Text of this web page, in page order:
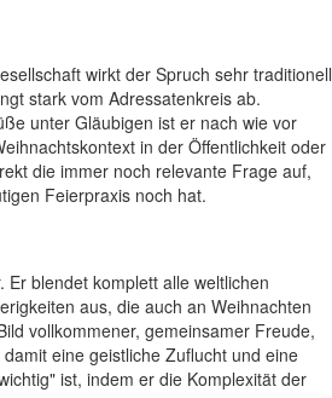
wirkt der Spruch sehr traditionell
stark vom Adressatenkreis ab.
unter Gläubigen ist er nach wie vor
in der Öffentlichkeit oder
die immer noch relevante Frage auf,
Feierpraxis noch hat.
blendet komplett alle weltlichen
aus, die auch an Weihnachten
vollkommener, gemeinsamer Freude,
eine geistliche Zuflucht und eine
ist, indem er die Komplexität der